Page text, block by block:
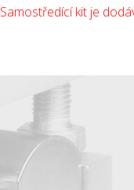
Samostředící kit je